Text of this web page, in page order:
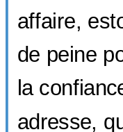
affaire,
de peine
la
adresse,